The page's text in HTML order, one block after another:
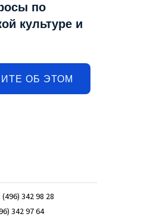
по
культуре и
ОБ ЭТОМ
(496) 342 98 28
342 97 64